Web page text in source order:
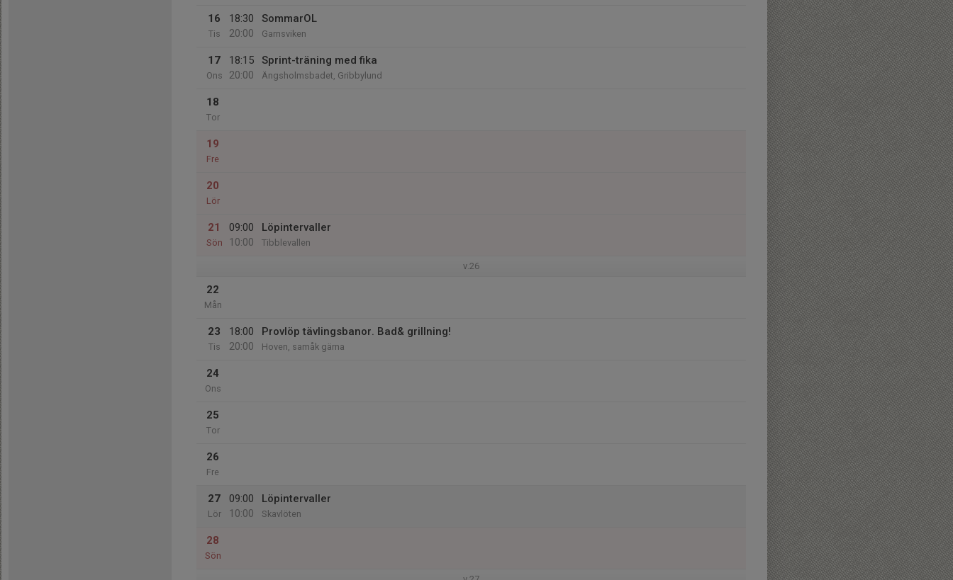
16
Tis
18:30
20:00
SommarOL
Garnsviken
17
Ons
18:15
20:00
Sprint-träning med fika
Ängsholmsbadet, Gribbylund
18
Tor
19
Fre
20
Lör
21
Sön
09:00
10:00
Löpintervaller
Tibblevallen
v.26
22
Mån
23
Tis
18:00
20:00
Provlöp tävlingsbanor. Bad& grillning!
Hoven, samåk gärna
24
Ons
25
Tor
26
Fre
27
Lör
09:00
10:00
Löpintervaller
Skavlöten
28
Sön